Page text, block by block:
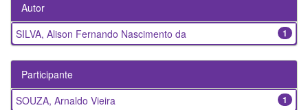
Autor
1
SILVA, Alison Fernando Nascimento da
Participante
1
SOUZA, Arnaldo Vieira